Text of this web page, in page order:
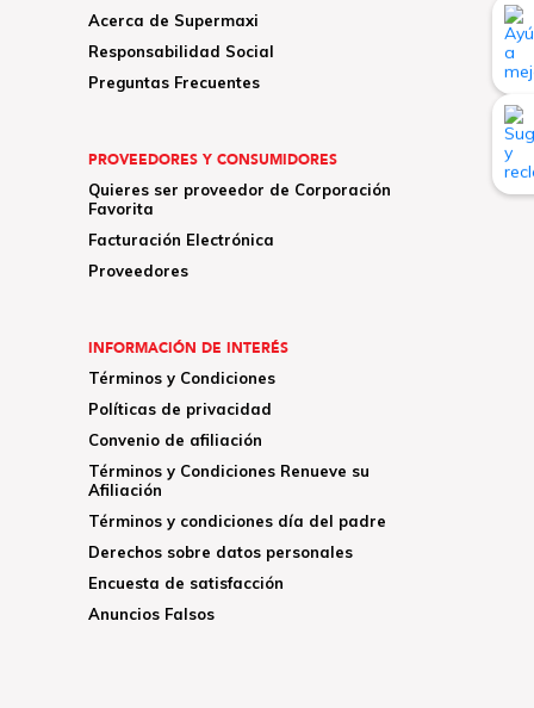
Acerca de Supermaxi
Responsabilidad Social
Preguntas Frecuentes
PROVEEDORES Y CONSUMIDORES
Quieres ser proveedor de Corporación
Favorita
Facturación Electrónica
Proveedores
INFORMACIÓN DE INTERÉS
Términos y Condiciones
Políticas de privacidad
Convenio de afiliación
Términos y Condiciones Renueve su
Afiliación
Términos y condiciones día del padre
Derechos sobre datos personales
Encuesta de satisfacción
Anuncios Falsos